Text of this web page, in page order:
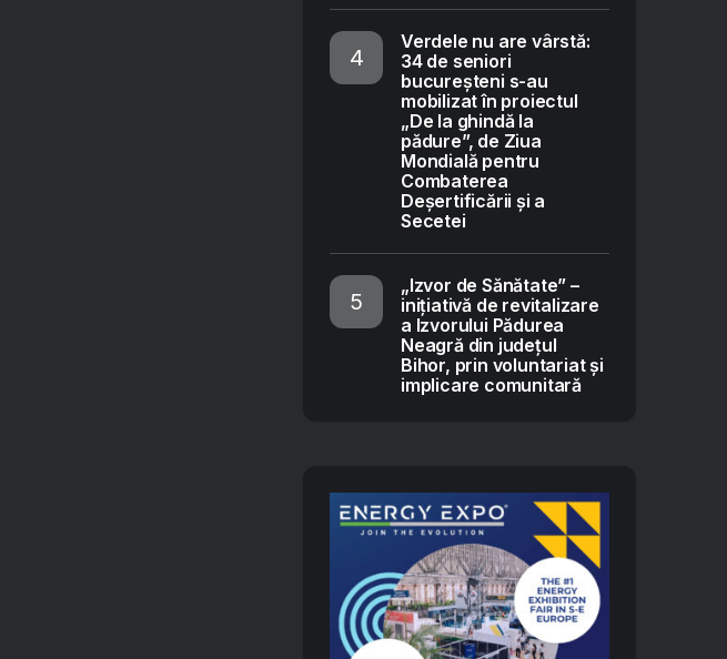
Verdele nu are vârstă:
34 de seniori
bucureșteni s-au
mobilizat în proiectul
„De la ghindă la
pădure”, de Ziua
Mondială pentru
Combaterea
Deșertificării și a
Secetei
„Izvor de Sănătate” –
inițiativă de revitalizare
a Izvorului Pădurea
Neagră din județul
Bihor, prin voluntariat și
implicare comunitară